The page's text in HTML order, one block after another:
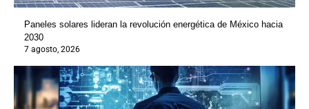
Paneles solares lideran la revolución energética de México hacia
2030
7 agosto, 2026